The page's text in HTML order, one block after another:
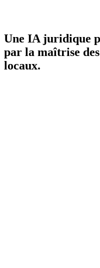
Une IA juridique
par la maîtrise des
locaux.